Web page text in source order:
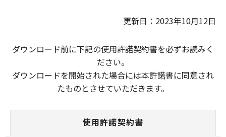
更新日：2023年10月12日
ダウンロード前に下記の使用許諾契約書を必ずお読みく
ださい。
ダウンロードを開始された場合には本許諾書に同意され
たものとさせていただきます。
使用許諾契約書